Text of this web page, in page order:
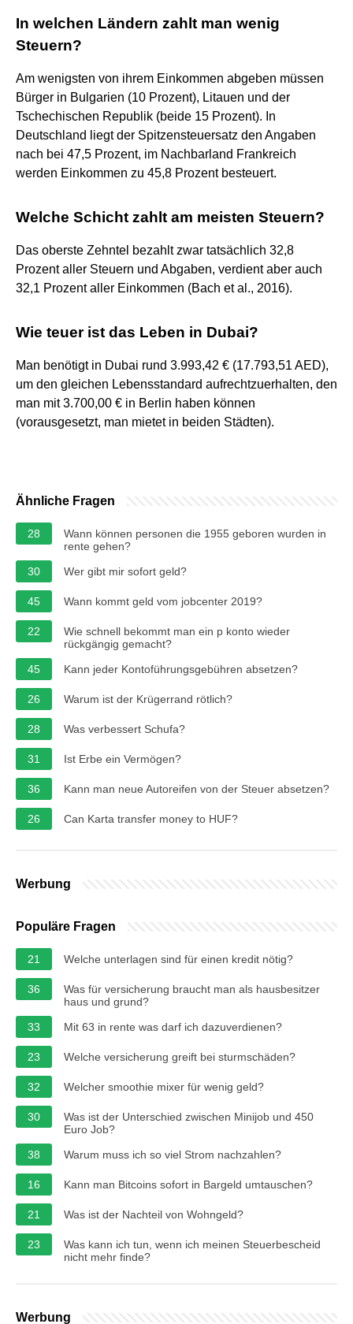
In welchen Ländern zahlt man wenig
Steuern?
Am wenigsten von ihrem Einkommen abgeben müssen
Bürger in Bulgarien (10 Prozent), Litauen und der
Tschechischen Republik (beide 15 Prozent). In
Deutschland liegt der Spitzensteuersatz den Angaben
nach bei 47,5 Prozent, im Nachbarland Frankreich
werden Einkommen zu 45,8 Prozent besteuert.
Welche Schicht zahlt am meisten Steuern?
Das oberste Zehntel bezahlt zwar tatsächlich 32,8
Prozent aller Steuern und Abgaben, verdient aber auch
32,1 Prozent aller Einkommen (Bach et al., 2016).
Wie teuer ist das Leben in Dubai?
Man benötigt in Dubai rund 3.993,42 € (17.793,51 AED),
um den gleichen Lebensstandard aufrechtzuerhalten, den
man mit 3.700,00 € in Berlin haben können
(vorausgesetzt, man mietet in beiden Städten).
Ähnliche Fragen
28
Wann können personen die 1955 geboren wurden in
rente gehen?
30
Wer gibt mir sofort geld?
45 Wann kommt geld vom jobcenter 2019?
22
Wie schnell bekommt man ein p konto wieder
rückgängig gemacht?
45
Kann jeder Kontoführungsgebühren absetzen?
26 Warum ist der Krügerrand rötlich?
28 Was verbessert Schufa?
31 Ist Erbe ein Vermögen?
36 Kann man neue Autoreifen von der Steuer absetzen?
26 Can Karta transfer money to HUF?
Werbung
Populäre Fragen
21 Welche unterlagen sind für einen kredit nötig?
36
Was für versicherung braucht man als hausbesitzer
haus und grund?
33
Mit 63 in rente was darf ich dazuverdienen?
23 Welche versicherung greift bei sturmschäden?
32 Welcher smoothie mixer für wenig geld?
30
Was ist der Unterschied zwischen Minijob und 450
Euro Job?
38
Warum muss ich so viel Strom nachzahlen?
16 Kann man Bitcoins sofort in Bargeld umtauschen?
21 Was ist der Nachteil von Wohngeld?
23
Was kann ich tun, wenn ich meinen Steuerbescheid
nicht mehr finde?
Werbung